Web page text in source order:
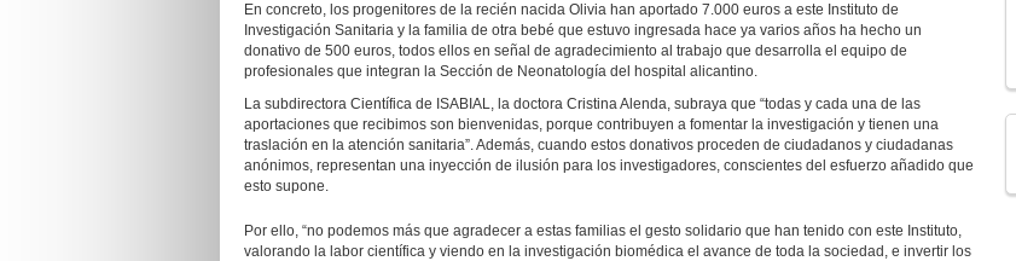
En concreto, los progenitores de la recién nacida Olivia han aportado 7.000 euros a este Instituto de
Investigación Sanitaria y la familia de otra bebé que estuvo ingresada hace ya varios años ha hecho un
donativo de 500 euros, todos ellos en señal de agradecimiento al trabajo que desarrolla el equipo de
profesionales que integran la Sección de Neonatología del hospital alicantino.
La subdirectora Científica de ISABIAL, la doctora Cristina Alenda, subraya que “todas y cada una de las
aportaciones que recibimos son bienvenidas, porque contribuyen a fomentar la investigación y tienen una
traslación en la atención sanitaria”. Además, cuando estos donativos proceden de ciudadanos y ciudadanas
anónimos, representan una inyección de ilusión para los investigadores, conscientes del esfuerzo añadido que
esto supone.
Por ello, “no podemos más que agradecer a estas familias el gesto solidario que han tenido con este Instituto,
valorando la labor científica y viendo en la investigación biomédica el avance de toda la sociedad, e invertir los